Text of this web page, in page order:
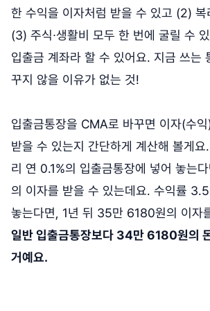
한 수익을 이자처럼 받을 수 있고 (2) 복
(3) 주식∙생활비 모두 한 번에 굴릴 수
입출금 계좌라 할 수 있어요. 지금 쓰는
꾸지 않을 이유가 없는 것!
입출금통장을 CMA로 바꾸면 이자(수
받을 수 있는지 간단하게 계산해 볼게
리 연 0.1%의 입출금통장에 넣어 놓는
의 이자를 받을 수 있는데요. 수익률
놓는다면, 1년 뒤 35만 6180원의 이자
일반 입출금통장보다 34만 6180원의
거예요.